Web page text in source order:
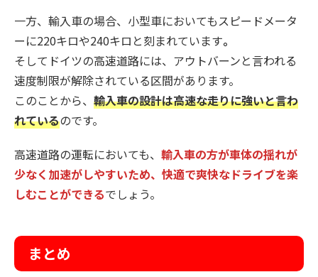
一方、輸入車の場合、小型車においてもスピードメータ
ーに220キロや240キロと刻まれています。
そしてドイツの高速道路には、アウトバーンと言われる
速度制限が解除されている区間があります。
このことから、 輸入車の設計は高速な走りに強いと言わ
れているのです。
高速道路の運転においても、 輸入車の方が車体の揺れが
少なく加速がしやすいため、快適で爽快なドライブを楽
しむことができるでしょう。
まとめ